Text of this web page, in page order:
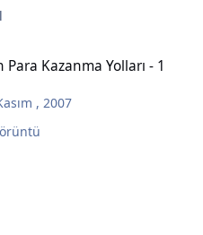
Para Kazanma Yolları - 1
, 2007